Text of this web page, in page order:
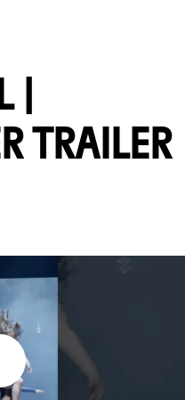
|
TRAILER